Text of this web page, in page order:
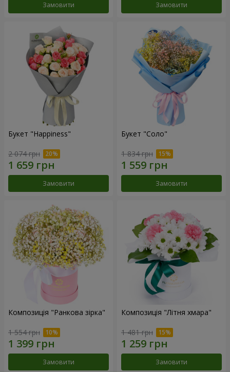
Замовити Замовити
Букет "Happiness"
2 074 грн
Замовити
Букет "Соло"
1 834 грн
Замовити
Композиція "Ранкова зірка"
1 554 грн
Замовити
Композиція "Літня хмара"
1 481 грн
Замовити